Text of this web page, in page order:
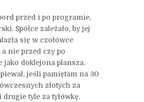
przed i po programie,
Spółce zależało, by jej
się w czołówce
nie przed czy po
jako doklejona plansza.
jeśli pamiętam na 30
złotych za
drugie tyle za tyłówkę.